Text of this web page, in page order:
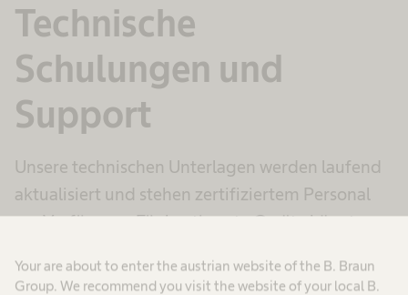
Your are about to enter the austrian website of the B. Braun
Group. We recommend you visit the website of your local B.
Technische
Schulungen und
Support
Unsere technischen Unterlagen werden laufend
aktualisiert und stehen zertifiziertem Personal
zur Verfügung. Für bestimmte Geräte könnten
klinische Personal angeboten werden.